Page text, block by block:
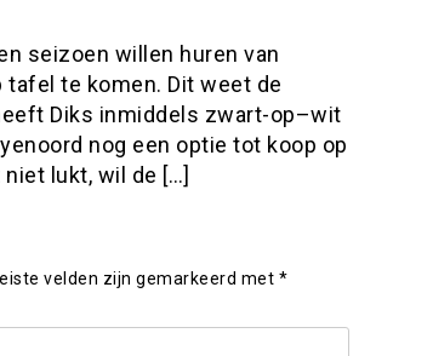
seizoen willen huren van
tafel te komen. Dit weet de
Diks inmiddels zwart-op–wit
nog een optie tot koop op
lukt, wil de […]
velden zijn gemarkeerd met *